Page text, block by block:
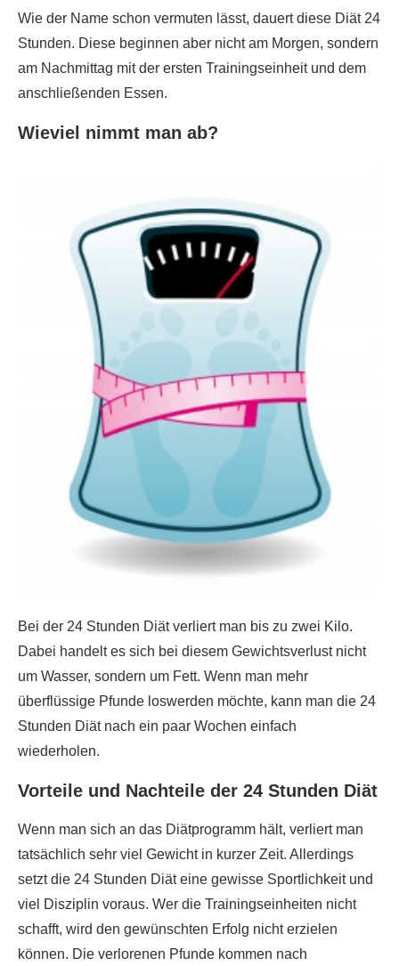
Wie der Name schon vermuten lässt, dauert diese Diät 24
Stunden. Diese beginnen aber nicht am Morgen, sondern
am Nachmittag mit der ersten Trainingseinheit und dem
anschließenden Essen.
Wieviel nimmt man ab?
Bei der 24 Stunden Diät verliert man bis zu zwei Kilo.
Dabei handelt es sich bei diesem Gewichtsverlust nicht
um Wasser, sondern um Fett. Wenn man mehr
überflüssige Pfunde loswerden möchte, kann man die 24
Stunden Diät nach ein paar Wochen einfach
wiederholen.
Vorteile und Nachteile der 24 Stunden Diät
Wenn man sich an das Diätprogramm hält, verliert man
tatsächlich sehr viel Gewicht in kurzer Zeit. Allerdings
setzt die 24 Stunden Diät eine gewisse Sportlichkeit und
viel Disziplin voraus. Wer die Trainingseinheiten nicht
schafft, wird den gewünschten Erfolg nicht erzielen
können. Die verlorenen Pfunde kommen nach